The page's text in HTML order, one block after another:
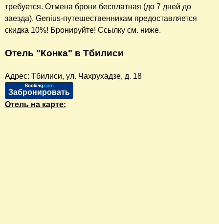
требуется. Отмена брони бесплатная (до 7 дней до
заезда). Genius-путешественникам предоставляется
скидка 10%! Бронируйте! Ссылку см. ниже.
Отель "Конка" в Тбилиси
Адрес: Тбилиси, ул. Чахрухадзе, д. 18
Забронировать
Отель на карте: